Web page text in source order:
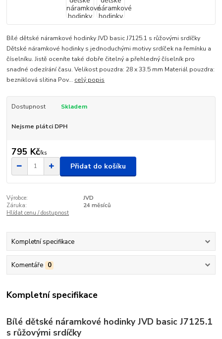
Bílé dětské náramkové hodinky JVD basic J7125.1 s růžovými srdíčky
Dětské náramkové hodinky s jednoduchými motivy srdíček na řemínku a
číselníku. Jistě oceníte také dobře čitelný a přehledný číselník pro
snadné odezírání času. Velikost pouzdra: 28 x 33.5 mm Materiál pouzdra:
bezniklová slitina Pov... celý popis
Dostupnost Skladem
Nejsme plátci DPH
795 Kč/ks
Přidat do košíku
Výrobce:
JVD
Záruka:
24 měsíců
Hlídat cenu / dostupnost
Kompletní specifikace
Komentáře 0
Kompletní specifikace
Bílé dětské náramkové hodinky JVD basic J7125.1
s růžovými srdíčky